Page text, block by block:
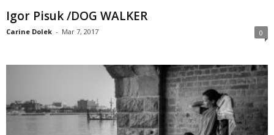
Igor Pisuk /DOG WALKER
Carine Dolek - Mar 7, 2017 0